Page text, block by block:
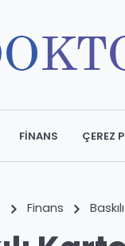
FINANS ÇEREZ
Finans